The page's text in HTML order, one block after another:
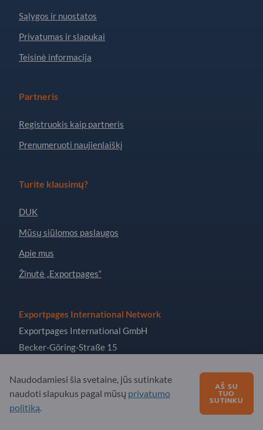
Sąlygos ir nuostatos
Privatumas ir slapukai
Teisinė informacija
Partneris
Registruokis kaip partneris
Prenumeruoti naujienlaiškį
Turite klausimų?
DUK
Mūsų siūlomos paslaugos
Apie mus
Žinutė „Exportpages“
Exportpages International Network
Exportpages International GmbH
Becker-Göring-Straße 15
Germany
Naudodamiesi šia svetaine, jūs sutinkate
naudoti slapukus pagal mūsų privatumo
politiką.
AŠ SU
TUO
SUTINKU